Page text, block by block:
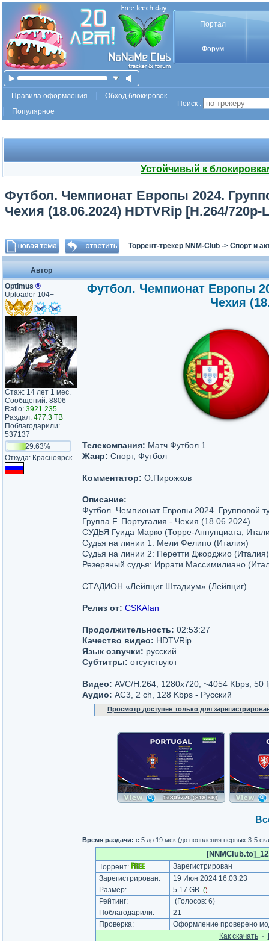
Портал
Форум
Правила оформления
Обход блокировок
Популярное
Поиск :
Устойчивый к
Футбол. Чемпионат Европы 2024.
Чехия (18.06.2024) HDTVRip [H.264/720p-
Торрент-трекер NNM-Club -> Спорт и
Автор
Optimus ®
Uploader 104+
Стаж: 14 лет 1 мес.
Сообщений: 8806
Ratio: 3921.235
Раздал: 477.3 TB
Поблагодарили:
537137
29.63%
Откуда: Красноярск
Футбол. Чемпионат Европы
Чехия
Телекомпания: Матч Футбол 1
Жанр: Спорт, Футбол
Комментатор: О.Пирожков
Описание:
Футбол. Чемпионат Европы 2024. Групповой
Группа F. Португалия - Чехия (18.06.2024)
СУДЬЯ Гуида Марко (Торре-Аннунциата,
Судья на линии 1: Мели Фелипо (Италия)
Судья на линии 2: Перетти Джорджио (Италия)
Резервный судья: Иррати Массимилиано
СТАДИОН «Лейпциг Штадиум» (Лейпциг)
Релиз от: CSKAfan
Продолжительность: 02:53:27
Качество видео: HDTVRip
Язык озвучки: русский
Субтитры: отсутствуют
Видео: AVC/H.264, 1280x720, ~4054 Kbps, 50
Аудио: AC3, 2 ch, 128 Kbps - Русский
Просмотр доступен только для
Время раздачи: с 5 до 19 мск (до появления первых 3-5
Торрент:
Зарегистрирован
Зарегистрирован:
19 Июн 2024 16:03:23
Размер:
5.17 GB ()
Рейтинг: (Голосов: 6)
Поблагодарили:
21
Проверка:
Оформление проверено
Как cкачать·